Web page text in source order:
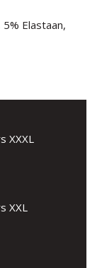
Elastaan,
XXXL
XXL